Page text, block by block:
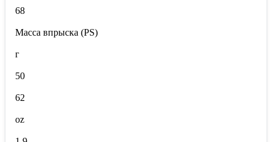
68
Масса впрыска (PS)
г
50
62
oz